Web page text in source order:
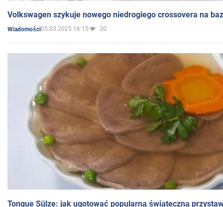
Volkswagen szykuje nowego niedrogiego crossovera na
Wiadomości05.03.2025 16:15 20
Tongue Sülze: jak ugotować popularną świąteczną